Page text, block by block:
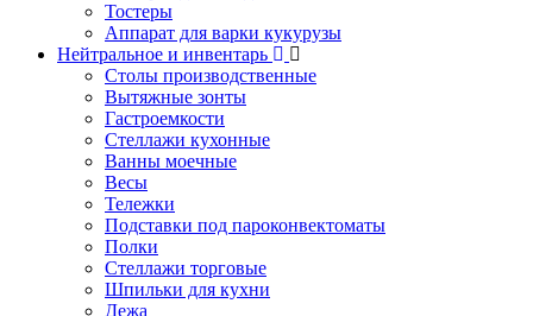
Тостеры
Аппарат для варки кукурузы
Нейтральное и инвентарь
Столы производственные
Вытяжные зонты
Гастроемкости
Стеллажи кухонные
Ванны моечные
Весы
Тележки
Подставки под пароконвектоматы
Полки
Стеллажи торговые
Шпильки для кухни
Дежа